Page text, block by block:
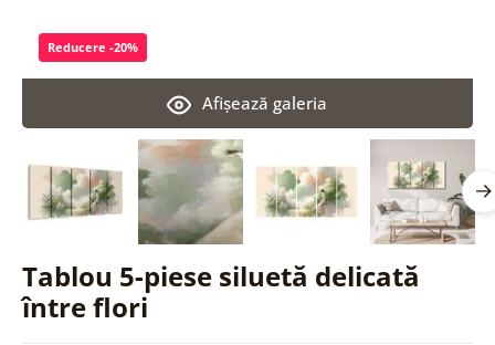
Tablou 5-piese siluetă delicată
între flori
Afişează galeria
Reducere -20%